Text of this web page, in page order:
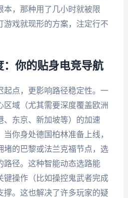
，那种用了几小时就被限
游戏就现形的方案，注定行不
：你的贴身电竞导航
起点，更影响路径稳定性。一
区域（尤其需要深度覆盖欧洲
、东京、新加坡等）的加速
你身处德国柏林准备上线，
堵的巴黎或法兰克福节点，选
路径。这种智能动态选路能
键操作（比如操控鬼武者完成
撑。这也解决了许多玩家的疑